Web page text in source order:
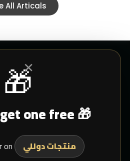
All Articals
×
🎁
one free 🎁
on
منتجات دوللي
SERVICE
Shipping
Email